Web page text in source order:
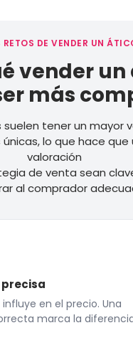
RETOS DE VENDER UN
vender
más
suelen tener un mayor
lo que hace que
valoración
de venta sean
al comprador
en el precio. Una
marca la